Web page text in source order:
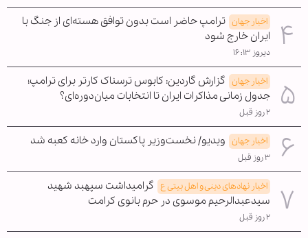
اخبار جهان ترامپ حاضر است بدون توافق هسته‌ای از جنگ با
ایران خارج شود
دیروز ۱۶:۱۳
اخبار جهان گزارش گاردین: کابوس ترسناک کارتر برای ترامپ؛
جدول زمانی مذاکرات ایران تا انتخابات میان‌دوره‌ای؟
۲ روز قبل
اخبار جهان ویدیو/ نخست‌وزیر پاکستان وارد خانه کعبه شد
۳ روز قبل
اخبار نهادهای دینی و اهل بیتی ع گرامیداشت سپهبد شهید
سیدعبدالرحیم موسوی در حرم بانوی کرامت
۲ روز قبل